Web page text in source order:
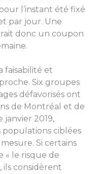
l’instant été fixé
par jour. Une
donc un coupon
faisabilité et
Six groupes
défavorisés ont
de Montréal et de
janvier 2019,
populations ciblées
Si certains
« le risque de
ils considèrent